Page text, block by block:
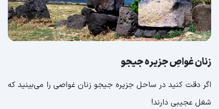
زنان غواصِ جزیره جیجو
اگر دقت کنید در ساحل جزیره جیجو زنان غواصی را می‌بینید که
شغل عجیبی دارند!